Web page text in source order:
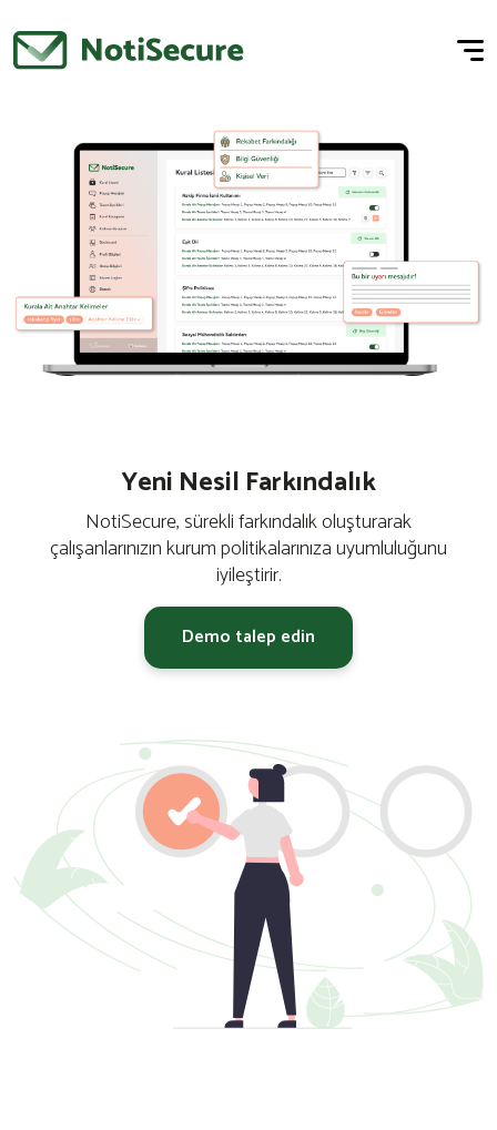
Yeni Nesil Farkındalık
NotiSecure, sürekli farkındalık oluşturarak
çalışanlarınızın kurum politikalarınıza uyumluluğunu
iyileştirir.
Demo talep edin